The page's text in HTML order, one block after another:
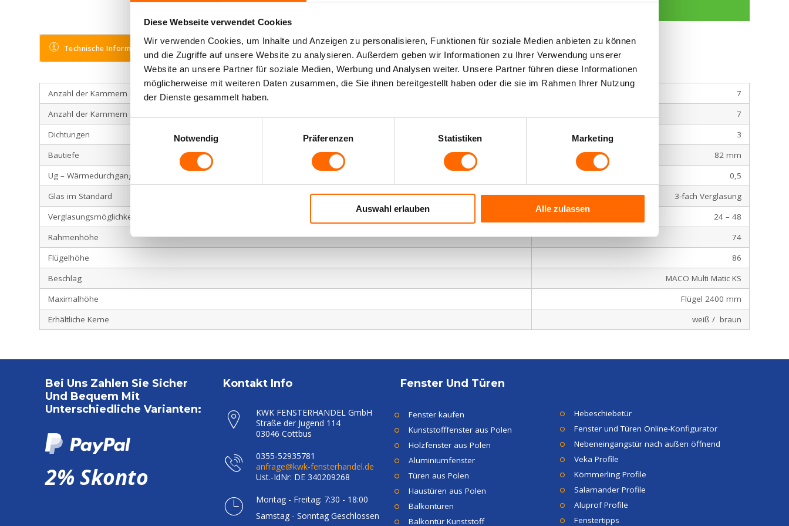
Diese Webseite verwendet Cookies
Wir verwenden Cookies, um Inhalte und Anzeigen zu personalisieren, Funktionen für soziale Medien anbieten zu können
und die Zugriffe auf unsere Website zu analysieren. Außerdem geben wir Informationen zu Ihrer Verwendung unserer
Website an unsere Partner für soziale Medien, Werbung und Analysen weiter. Unsere Partner führen diese Informationen
möglicherweise mit weiteren Daten zusammen, die Sie ihnen bereitgestellt haben oder die sie im Rahmen Ihrer Nutzung
der Dienste gesammelt haben.
Einwilligungsauswahl
Notwendig
Präferenzen Statistiken Marketing
Auswahl erlauben Alle zulassen
Technische Informationen Ornamentverglasung Produktbeschreibung
Anzahl der Kammern im Rahmen
7
Anzahl der Kammern im Flügel
7
Dichtungen
3
Bautiefe
82 mm
Ug – Wärmedurchgangskoeffizient für Glasscheiben
0,5
Glas im Standard
3-fach Verglasung
Verglasungsmöglichkeiten
24 – 48
Rahmenhöhe
74
Flügelhöhe
86
Beschlag
MACO Multi Matic KS
Maximalhöhe
Flügel 2400 mm
Erhältliche Kerne
weiß / braun
Bei Uns Zahlen Sie Sicher
Und Bequem Mit
Unterschiedliche Varianten:
2% Skonto
Kontakt Info
KWK FENSTERHANDEL GmbH
Straße der Jugend 114
03046 Cottbus
0355-52935781
anfrage@kwk-fensterhandel.de
Ust.-IdNr: DE 340209268
Montag - Freitag: 7:30 - 18:00
Samstag - Sonntag Geschlossen
Fenster Und Türen
Fenster kaufen
Kunststofffenster aus Polen
Holzfenster aus Polen
Aluminiumfenster
Türen aus Polen
Haustüren aus Polen
Balkontüren
Balkontür Kunststoff
Hebeschiebetür
Fenster und Türen Online-Konfigurator
Nebeneingangstür nach außen öffnend
Veka Profile
Kömmerling Profile
Salamander Profile
Aluprof Profile
Fenstertipps
aus
Kunststoff
ultramatt
Balkontüren
aus Holz
Denkmalschutztüren
Balkontüren
Aluminium
Terrassentür
Hebeschiebetür
Kunststoff
Hebeschiebetüren
AluClip
Hebeschiebetüren
aus Aluminium
Falttüren
Türen
Türen
aus